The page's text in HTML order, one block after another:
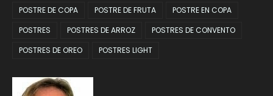
POSTRE DE COPA POSTRE DE FRUTA
POSTRE EN COPA
POSTRES
POSTRES DE ARROZ
POSTRES DE CONVENTO
POSTRES DE OREO
POSTRES LIGHT